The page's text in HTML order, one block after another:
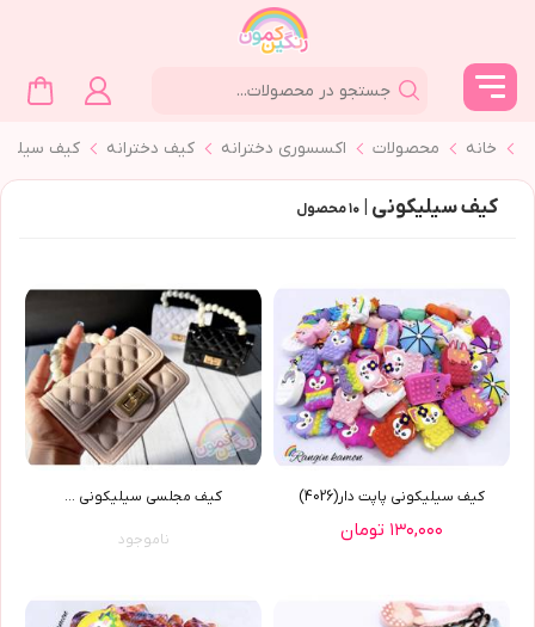
خانه محصولات اکسسوری دخترانه کیف دخترانه كيف
كيف سيليكوني | ۱۰محصول
کیف سیلیکونی پاپت دار(4026)
۱۳۰,۰۰۰ تومان
کیف مجلسی سیلیکونی ...
ناموجود